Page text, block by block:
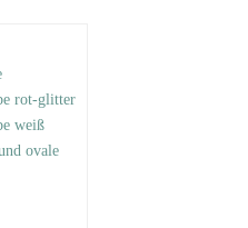
rot-glitter
weiß
ovale